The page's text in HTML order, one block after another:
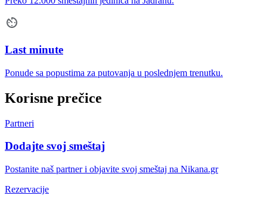
Last minute
Ponude sa popustima za putovanja u poslednjem trenutku.
Korisne prečice
Partneri
Dodajte svoj smeštaj
Postanite naš partner i objavite svoj smeštaj na Nikana.gr
Rezervacije